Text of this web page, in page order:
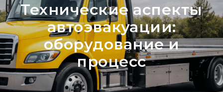
Технические аспекты
автоэвакуации:
оборудование и
процесс